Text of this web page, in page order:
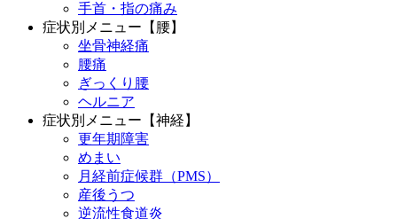
手首・指の痛み
症状別メニュー【腰】
坐骨神経痛
腰痛
ぎっくり腰
ヘルニア
症状別メニュー【神経】
更年期障害
めまい
月経前症候群（PMS）
産後うつ
逆流性食道炎